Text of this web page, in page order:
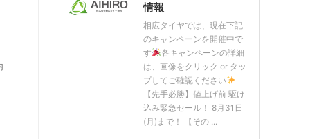
情報
相広タイヤでは、現在下記
のキャンペーンを開催中で
す
各キャンペーンの詳細
は、画像をクリック or タッ
プしてご確認ください
【先手必勝】値上げ前 駆け
込み緊急セール！ 8月31日
(月)まで！ 【その ...